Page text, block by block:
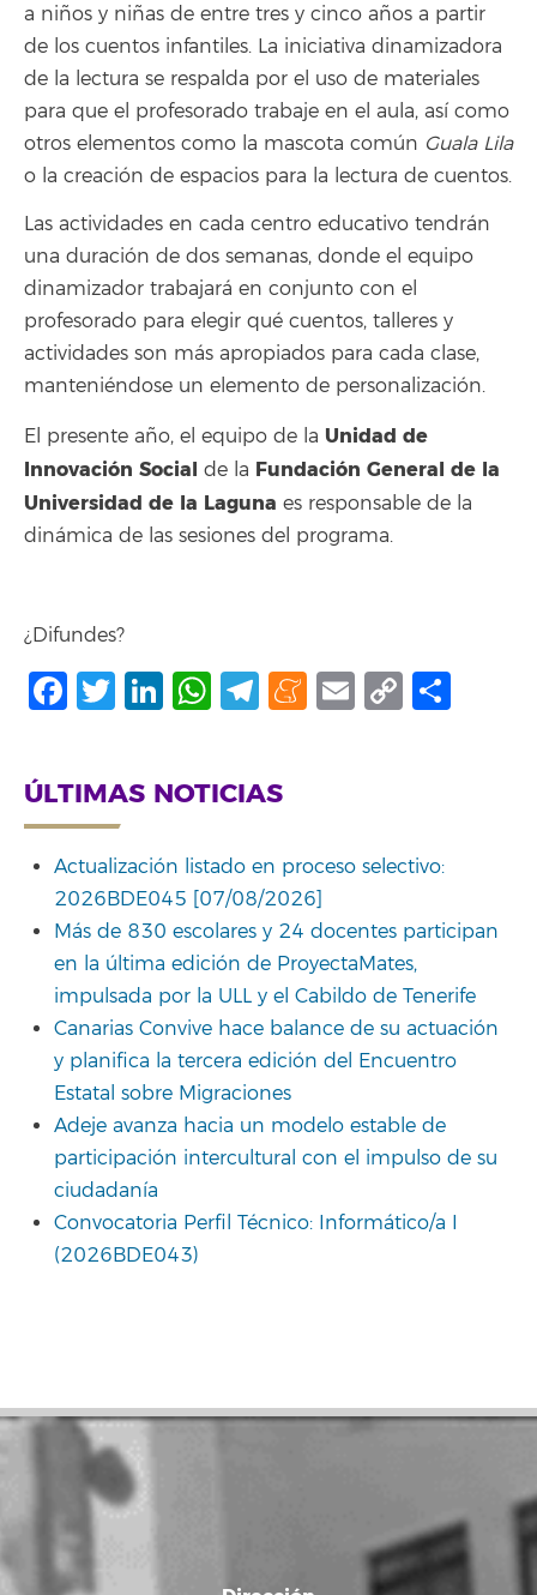
a niños y niñas de entre tres y cinco años a partir
de los cuentos infantiles. La iniciativa dinamizadora
de la lectura se respalda por el uso de materiales
para que el profesorado trabaje en el aula, así como
otros elementos como la mascota común Guala Lila
o la creación de espacios para la lectura de cuentos.
Las actividades en cada centro educativo tendrán
una duración de dos semanas, donde el equipo
dinamizador trabajará en conjunto con el
profesorado para elegir qué cuentos, talleres y
actividades son más apropiados para cada clase,
manteniéndose un elemento de personalización.
El presente año, el equipo de la Unidad de
Innovación Social de la Fundación General de la
Universidad de la Laguna es responsable de la
dinámica de las sesiones del programa.
¿Difundes?
Facebook
Twitter
LinkedIn
WhatsApp
Telegram
Meneame
Email
Copy
ÚLTIMAS NOTICIAS
Actualización listado en proceso selectivo:
2026BDE045 [07/08/2026]
Más de 830 escolares y 24 docentes participan
en la última edición de ProyectaMates,
impulsada por la ULL y el Cabildo de Tenerife
Canarias Convive hace balance de su actuación
y planifica la tercera edición del Encuentro
Estatal sobre Migraciones
Adeje avanza hacia un modelo estable de
participación intercultural con el impulso de su
ciudadanía
Convocatoria Perfil Técnico: Informático/a I
(2026BDE043)